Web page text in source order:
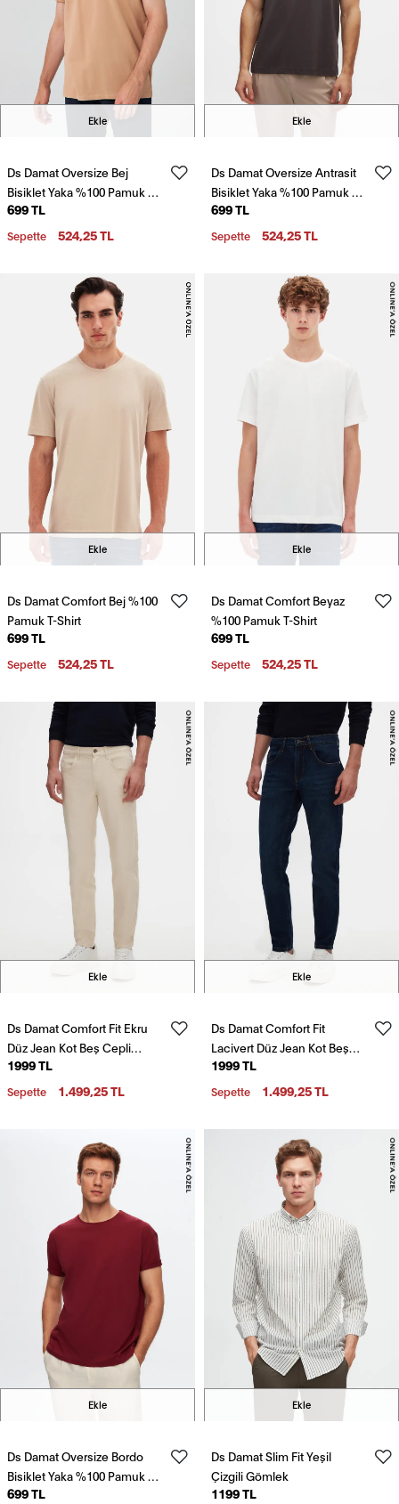
Ekle
Ds Damat Oversize Bej
Bisiklet Yaka %100 Pamuk T-
Shirt
699 TL
Sepette 524,25 TL
Ekle
Ds Damat Oversize Antrasit
Bisiklet Yaka %100 Pamuk T-
Shirt
699 TL
Sepette 524,25 TL
Ekle
Ds Damat Comfort Bej %100
Pamuk T-Shirt
699 TL
Sepette 524,25 TL
Ekle
Ds Damat Comfort Beyaz
%100 Pamuk T-Shirt
699 TL
Sepette 524,25 TL
Ekle
Ds Damat Comfort Fit Ekru
Düz Jean Kot Beş Cepli
Yıkamalı Denim Pantolon
1999 TL
Sepette 1.499,25 TL
Ekle
Ds Damat Comfort Fit
Lacivert Düz Jean Kot Beş
Cepli Yıkamalı Denim
Pantolon
1999 TL
Sepette 1.499,25 TL
Ekle
Ds Damat Oversize Bordo
Bisiklet Yaka %100 Pamuk T-
Shirt
699 TL
Ekle
Ds Damat Slim Fit Yeşil
Çizgili Gömlek
1199 TL